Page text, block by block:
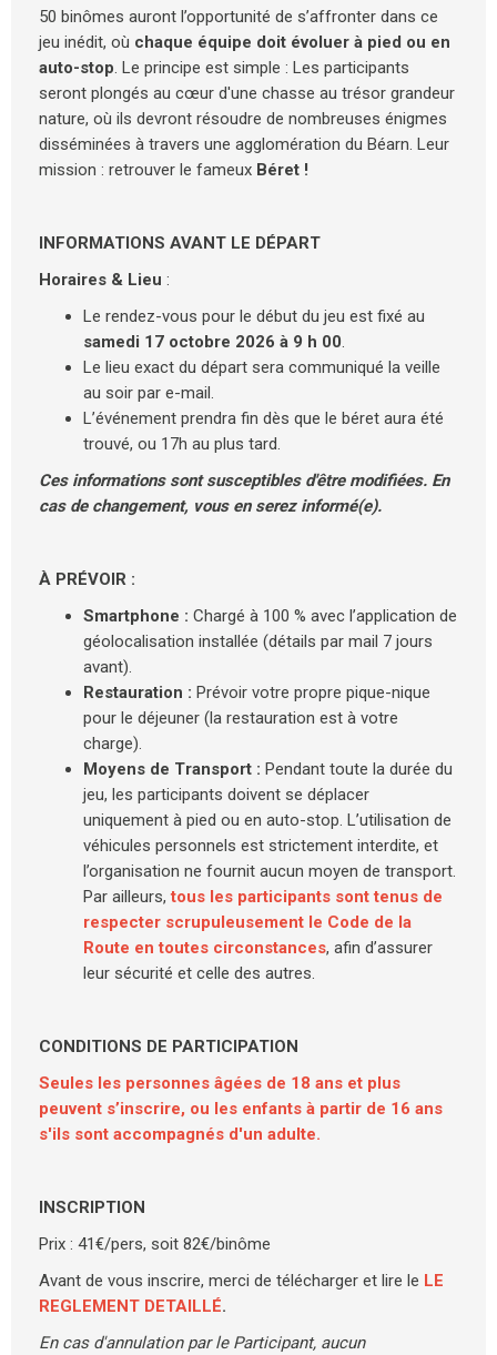
50 binômes auront l’opportunité de s’affronter dans ce
jeu inédit, où chaque équipe doit évoluer à pied ou en
auto-stop. Le principe est simple : Les participants
seront plongés au cœur d'une chasse au trésor grandeur
nature, où ils devront résoudre de nombreuses énigmes
disséminées à travers une agglomération du Béarn. Leur
mission : retrouver le fameux Béret !
INFORMATIONS AVANT LE DÉPART
Horaires & Lieu :
Le rendez-vous pour le début du jeu est fixé au
samedi 17 octobre 2026 à 9 h 00.
Le lieu exact du départ sera communiqué la veille
au soir par e-mail.
L’événement prendra fin dès que le béret aura été
trouvé, ou 17h au plus tard.
Ces informations sont susceptibles d'être modifiées. En
cas de changement, vous en serez informé(e).
À PRÉVOIR :
Smartphone : Chargé à 100 % avec l’application de
géolocalisation installée (détails par mail 7 jours
avant).
Restauration : Prévoir votre propre pique-nique
pour le déjeuner (la restauration est à votre
charge).
Moyens de Transport : Pendant toute la durée du
jeu, les participants doivent se déplacer
uniquement à pied ou en auto-stop. L’utilisation de
véhicules personnels est strictement interdite, et
l’organisation ne fournit aucun moyen de transport.
Par ailleurs,tous les participants sont tenus de
respecter scrupuleusement le Code de la
Route en toutes circonstances, afin d’assurer
leur sécurité et celle des autres.
CONDITIONS DE PARTICIPATION
Seules les personnes âgées de 18 ans et plus
peuvent s’inscrire, ou les enfants à partir de 16 ans
s'ils sont accompagnés d'un adulte.
INSCRIPTION
Prix : 41€/pers, soit 82€/binôme
Avant de vous inscrire, merci de télécharger et lire le LE
REGLEMENT DETAILLÉ.
En cas d'annulation par le Participant, aucun